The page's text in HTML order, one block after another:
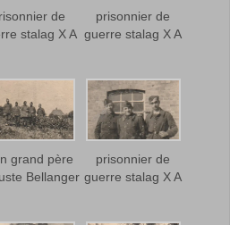
de
stalag X A
prisonnier de
guerre stalag X A
grand père
Bellanger
prisonnier de
guerre stalag X A